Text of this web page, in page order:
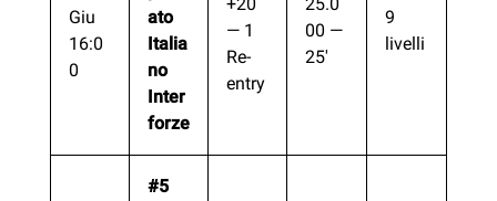
Giu
16:0
0
ato
Italia
no
Inter
forze
— 1
Re-
entry
00 —
25′
9
livelli
#5